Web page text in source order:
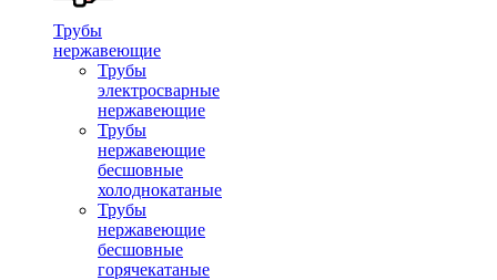
Трубы
нержавеющие
Трубы
электросварные
нержавеющие
Трубы
нержавеющие
бесшовные
холоднокатаные
Трубы
нержавеющие
бесшовные
горячекатаные